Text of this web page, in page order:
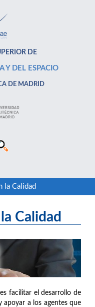
DE
Y DEL ESPACIO
DE MADRID
la Calidad
Calidad
facilitar el desarrollo de
apoyar a los agentes que